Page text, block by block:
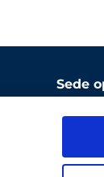
Sede
Via